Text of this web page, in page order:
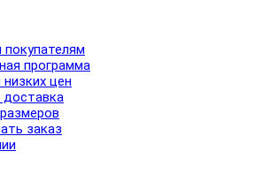
программа
низких цен
доставка
заказ